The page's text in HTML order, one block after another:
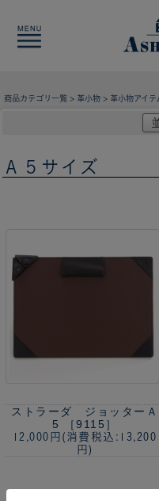
商品カテゴリ一覧 > 革小物 > 革小物アイテ
Ａ５サイズ
ストラーダ ジョッターＡ
5 ［9115］
12,000円 (消費税込:13,200
円)